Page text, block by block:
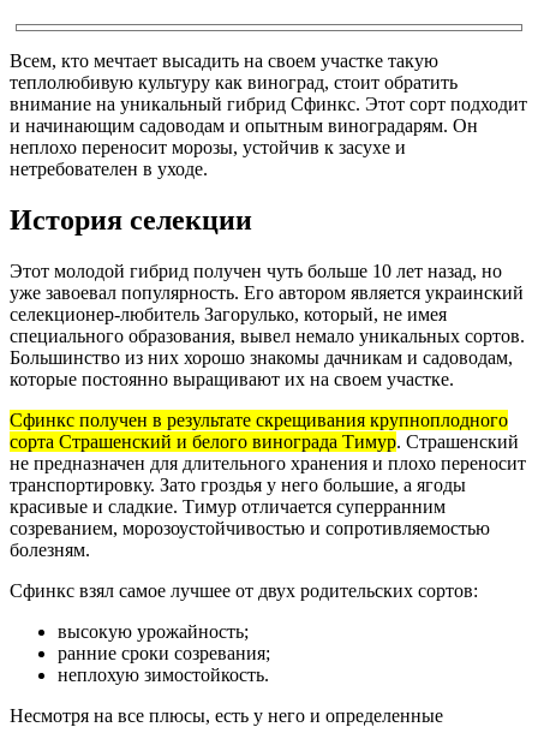
Всем, кто мечтает высадить на своем участке такую
теплолюбивую культуру как виноград, стоит обратить
внимание на уникальный гибрид Сфинкс. Этот сорт подходит
и начинающим садоводам и опытным виноградарям. Он
неплохо переносит морозы, устойчив к засухе и
нетребователен в уходе.
История селекции
Этот молодой гибрид получен чуть больше 10 лет назад, но
уже завоевал популярность. Его автором является украинский
селекционер-любитель Загорулько, который, не имея
специального образования, вывел немало уникальных сортов.
Большинство из них хорошо знакомы дачникам и садоводам,
которые постоянно выращивают их на своем участке.
Сфинкс получен в результате скрещивания крупноплодного
сорта Страшенский и белого винограда Тимур. Страшенский
не предназначен для длительного хранения и плохо переносит
транспортировку. Зато гроздья у него большие, а ягоды
красивые и сладкие. Тимур отличается суперранним
созреванием, морозоустойчивостью и сопротивляемостью
болезням.
Сфинкс взял самое лучшее от двух родительских сортов:
высокую урожайность;
ранние сроки созревания;
неплохую зимостойкость.
Несмотря на все плюсы, есть у него и определенные